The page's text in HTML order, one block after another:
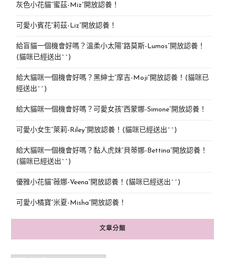
灰色小花貓“蜜茲-Miz”開放認養！
可愛小賓花“莉茲-Liz”開放認養！
給盲貓一個機會好嗎？溫柔小太陽“路莫斯-Lumos”開放認養！
(貓咪已經送出^^)
給大貓咪一個機會好嗎？黑紳士“摩吉-Moji”開放認養！(貓咪已
經送出^^)
給大貓咪一個機會好嗎？可愛女孩“西蒙娜-Simone“開放認養！
可愛小女生“萊莉-Riley”開放認養！(貓咪已經送出^^)
給大貓咪一個機會好嗎？黏人虎妹“貝蒂娜-Bettina”開放認養！
(貓咪已經送出^^)
優雅小花貓“薇娜-Veena”開放認養！(貓咪已經送出^^)
可愛小橘寶”米夏-Misha”開放認養！
文章分類